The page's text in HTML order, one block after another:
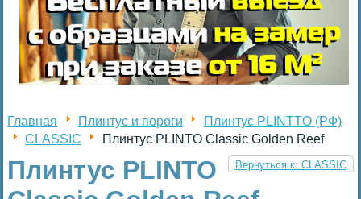
Главная Плинтус и пороги
Плинтус PLINTTO (РФ)
CLASSIC
Плинтус PLINTO Classic Golden Reef
Вернуться к: CLASSIC
Плинтус PLINTO